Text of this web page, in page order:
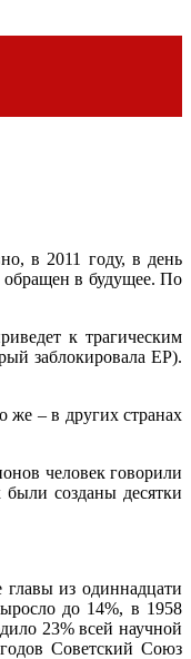
в 2011 году, в день
обращен в будущее. По
к трагическим
заблокировала ЕР).
же – в других странах
человек говорили
созданы десятки
главы из одиннадцати
до 14%, в 1958
23% всей научной
Советский Союз